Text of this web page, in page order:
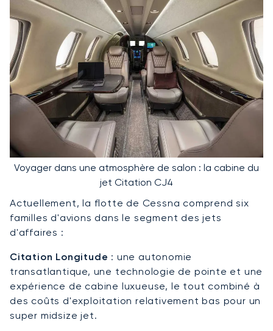
Voyager dans une atmosphère de salon : la cabine du
jet Citation CJ4
Actuellement, la flotte de Cessna comprend six
familles d'avions dans le segment des jets
d'affaires :
Citation Longitude : une autonomie
transatlantique, une technologie de pointe et une
expérience de cabine luxueuse, le tout combiné à
des coûts d'exploitation relativement bas pour un
super midsize jet.